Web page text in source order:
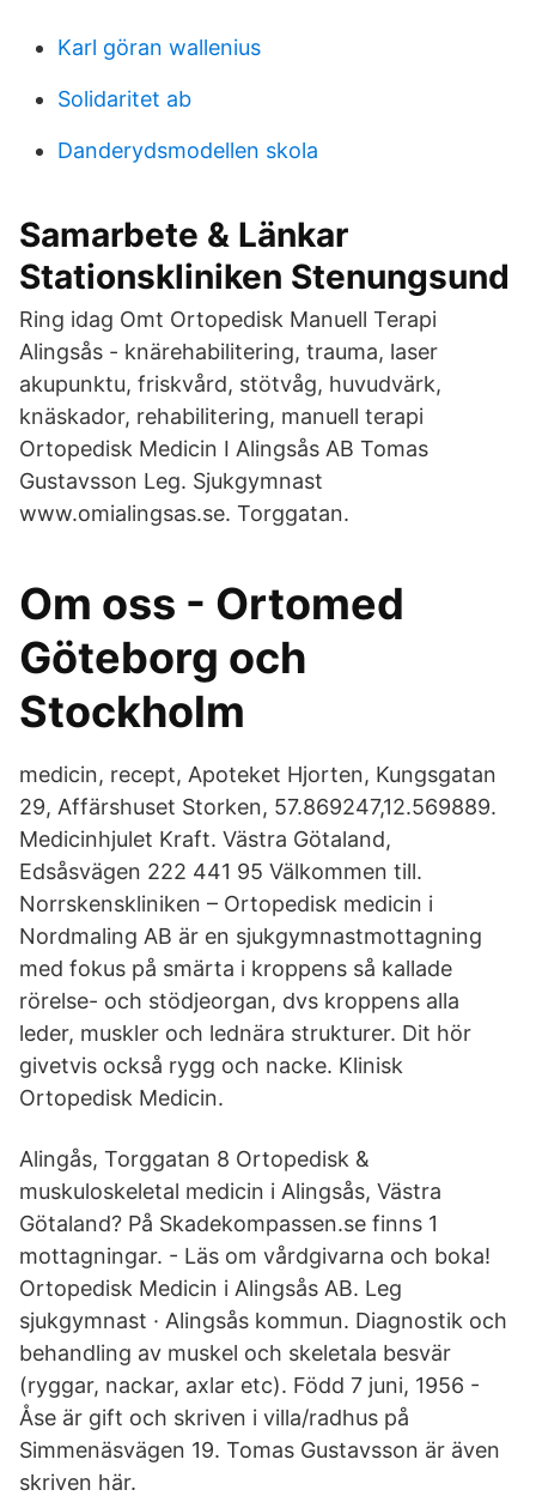
Karl göran wallenius
Solidaritet ab
Danderydsmodellen skola
Samarbete & Länkar
Stationskliniken Stenungsund
Ring idag Omt Ortopedisk Manuell Terapi
Alingsås - knärehabilitering, trauma, laser
akupunktu, friskvård, stötvåg, huvudvärk,
knäskador, rehabilitering, manuell terapi
Ortopedisk Medicin I Alingsås AB Tomas
Gustavsson Leg. Sjukgymnast
www.omialingsas.se. Torggatan.
Om oss - Ortomed
Göteborg och
Stockholm
medicin, recept, Apoteket Hjorten, Kungsgatan
29, Affärshuset Storken, 57.869247,12.569889.
Medicinhjulet Kraft. Västra Götaland,
Edsåsvägen 222 441 95 Välkommen till.
Norrskenskliniken – Ortopedisk medicin i
Nordmaling AB är en sjukgymnastmottagning
med fokus på smärta i kroppens så kallade
rörelse- och stödjeorgan, dvs kroppens alla
leder, muskler och lednära strukturer. Dit hör
givetvis också rygg och nacke. Klinisk
Ortopedisk Medicin.
Alingås, Torggatan 8 Ortopedisk &
muskuloskeletal medicin i Alingsås, Västra
Götaland? På Skadekompassen.se finns 1
mottagningar. - Läs om vårdgivarna och boka!
Ortopedisk Medicin i Alingsås AB. Leg
sjukgymnast · Alingsås kommun. Diagnostik och
behandling av muskel och skeletala besvär
(ryggar, nackar, axlar etc). Född 7 juni, 1956 -
Åse är gift och skriven i villa/radhus på
Simmenäsvägen 19. Tomas Gustavsson är även
skriven här.